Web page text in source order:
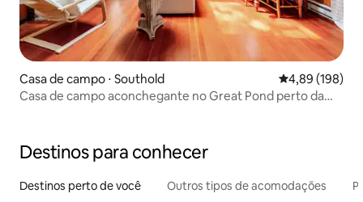
Casa de campo ⋅ Southold 4,89 de uma
4,89 (198)
Casa de campo aconchegante no Great Pond perto da
Destinos para conhecer
Destinos perto de você Outros tipos de acomodações